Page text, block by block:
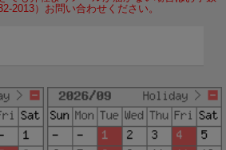
2013）お問い合わせください。